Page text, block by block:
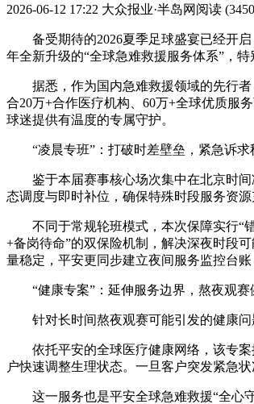
2026-06-12 17:22 大众报业·半岛网 阅读
备受期待的2026夏季足球盛宴已经开
年全新升级的“全球急难救援服务体系”，
据悉，作为国内急难救援领域的先行
合20万+合作医疗机构、60万+全球优质服
球迷提供有温度的专属守护。
“凌晨专班”：打破时差壁垒，紧急诉求
鉴于本届赛事核心场次集中在北京时
态调度与即时补位，确保特殊时段服务资
不同于常规轮班模式，本次保障实行“
+备岗待命”的双保险机制，解决深夜时段
量稳定，平安更同步建立夜间服务监控台
“健康专案”：延伸服务边界，熬夜观赛
针对长时间熬夜观赛可能引发的健康
依托平安的全球医疗健康网络，该专
户快速调整生理状态。一旦客户突发紧急
这一服务也是平安全球急难救援“全心